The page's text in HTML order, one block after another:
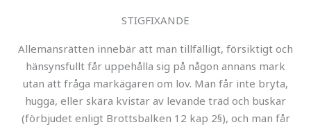
STIGFIXANDE
Allemansrätten innebär att man tillfälligt, försiktigt och
hänsynsfullt får uppehålla sig på någon annans mark
utan att fråga markägaren om lov. Man får inte bryta,
hugga, eller skära kvistar av levande träd och buskar
(förbjudet enligt Brottsbalken 12 kap 2§), och man får